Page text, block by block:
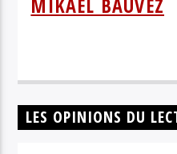
MIKAEL BAUVEZ
LES OPINIONS DU